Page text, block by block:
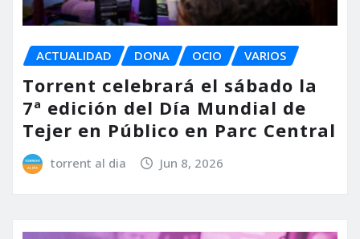
ACTUALIDAD DONA OCIO VARIOS
Torrent celebrará el sábado la
7ª edición del Día Mundial de
Tejer en Público en Parc Central
torrent al dia Jun 8, 2026